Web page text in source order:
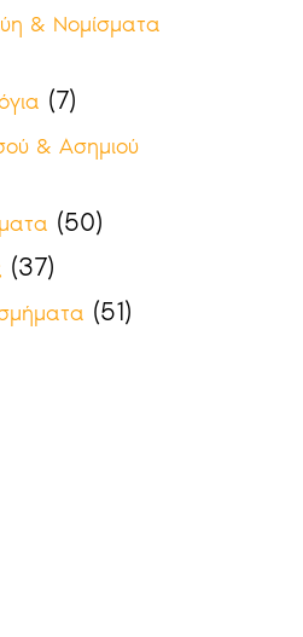
& Νομίσματα
(7)
& Ασημιού
(50)
(37)
(51)